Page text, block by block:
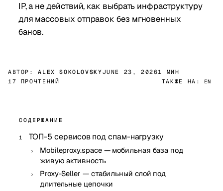
IP, а не действий, как выбрать инфраструктуру
для массовых отправок без мгновенных
банов.
АВТОР: ALEX SOKOLOVSKYJUNE 23, 20261 МИН
17 ПРОЧТЕНИЙ
ТАКЖЕ НА: EN
СОДЕРЖАНИЕ
ТОП-5 сервисов под спам-нагрузку
Mobileproxy.space — мобильная база под
живую активность
Proxy-Seller — стабильный слой под
длительные цепочки